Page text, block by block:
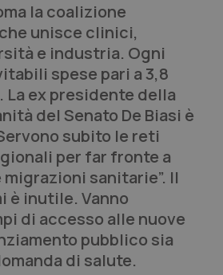
la coalizione
unisce clinici,
e industria. Ogni
spese pari a 3,8
ex presidente della
del Senato De Biasi è
subito le reti
per far fronte a
sanitarie”. Il
è inutile. Vanno
di accesso alle nuove
pubblico sia
di salute.